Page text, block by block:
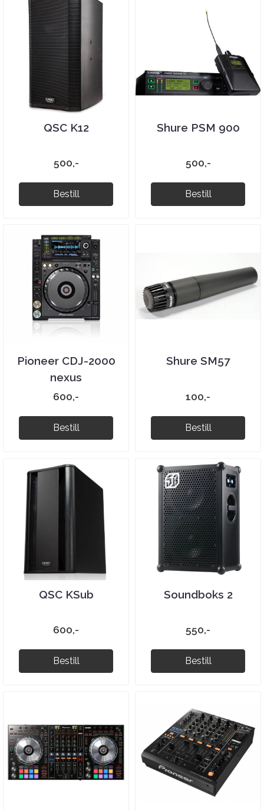
QSC K12
500,-
Bestill
Shure PSM 900
500,-
Bestill
Pioneer CDJ-2000
nexus
600,-
Bestill
Shure SM57
100,-
Bestill
QSC KSub
600,-
Bestill
Soundboks 2
550,-
Bestill